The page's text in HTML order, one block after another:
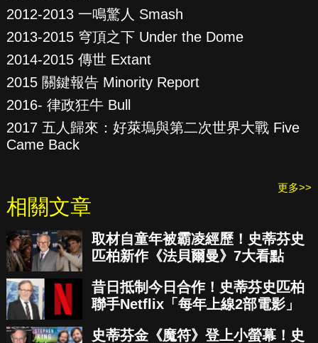
2012-2013 一鳴驚人 Smash
2013-2015 穹頂之下 Under the Dome
2014-2015 傳世 Extant
2015 關鍵報告 Minority Report
2016- 律政狂牛 Bull
2017 五人歸來：好萊塢與第二次世界大戰 Five
Came Back
更多>>
相關文章
取材自童年被霸凌經歷！史蒂芬史
匹柏新作《法貝爾曼》7大看點
昔日抵制今日合作！史蒂芬史匹柏
聯手Netflix「每年上線2部電影」
史蒂芬金《魔符》登上小螢幕！史